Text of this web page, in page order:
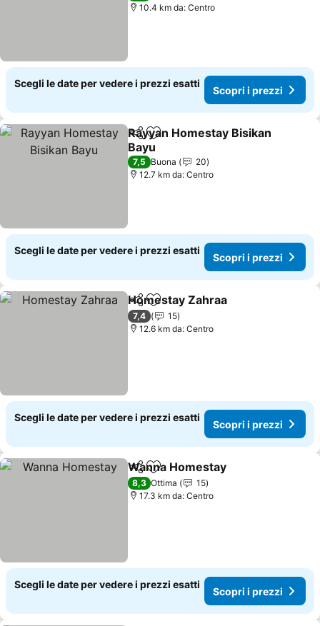
10.4 km da: Centro
Scegli le date per vedere i prezzi esatti
Scopri i prezzi
CondividiAggiungi ai preferiti
Rayyan Homestay Bisikan
Bayu
Scopri i prezzi
7,5 Buona
20
12.7 km da: Centro
Scegli le date per vedere i prezzi esatti
Scopri i prezzi
CondividiAggiungi ai preferiti
Homestay Zahraa
7,4
15
12.6 km da: Centro
Scegli le date per vedere i prezzi esatti
Scopri i prezzi
CondividiAggiungi ai preferiti
Wanna Homestay
8,3 Ottima
15
17.3 km da: Centro
Scegli le date per vedere i prezzi esatti
Scopri i prezzi